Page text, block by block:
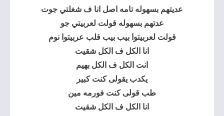
عديتهم بسهوله تامه اصل انا ف شغلتي جوت
عدتهم بسهوله قولت لعربيتي جو
قولت لعربيتوا بيب بيب قلب عربيتوا نوم
انا الكل ف الكل شقيت
انت الكل ف الكل بهيم
يكدب يقولى كنت كبير
طب قولى كنت فورمه مين
انا الكل ف الكل شقيت